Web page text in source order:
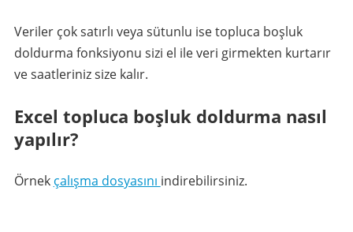
Veriler çok satırlı veya sütunlu ise topluca boşluk
doldurma fonksiyonu sizi el ile veri girmekten kurtarır
ve saatleriniz size kalır.
Excel topluca boşluk doldurma nasıl
yapılır?
Örnek çalışma dosyasını indirebilirsiniz.